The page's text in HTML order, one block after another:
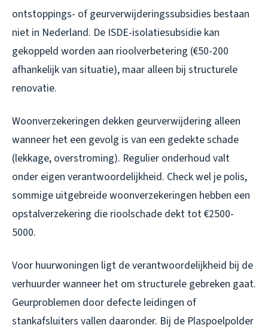
ontstoppings- of geurverwijderingssubsidies bestaan
niet in Nederland. De ISDE-isolatiesubsidie kan
gekoppeld worden aan rioolverbetering (€50-200
afhankelijk van situatie), maar alleen bij structurele
renovatie.
Woonverzekeringen dekken geurverwijdering alleen
wanneer het een gevolg is van een gedekte schade
(lekkage, overstroming). Regulier onderhoud valt
onder eigen verantwoordelijkheid. Check wel je polis,
sommige uitgebreide woonverzekeringen hebben een
opstalverzekering die rioolschade dekt tot €2500-
5000.
Voor huurwoningen ligt de verantwoordelijkheid bij de
verhuurder wanneer het om structurele gebreken gaat.
Geurproblemen door defecte leidingen of
stankafsluiters vallen daaronder. Bij de Plaspoelpolder